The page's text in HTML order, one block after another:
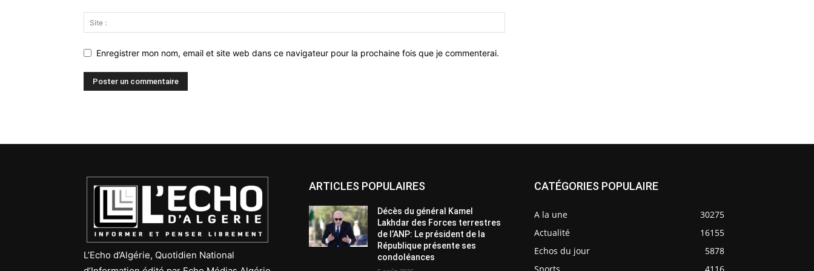
Enregistrer mon nom, email et site web dans ce navigateur pour la prochaine fois que je commenterai.
L’Echo d’Algérie, Quotidien National
ARTICLES POPULAIRES
Décès du général Kamel
Lakhdar des Forces terrestres
de l’ANP: Le président de la
République présente ses
condoléances
CATÉGORIES POPULAIRE
A la une
30275
Actualité
16155
Echos du jour
5878
Sports
4116